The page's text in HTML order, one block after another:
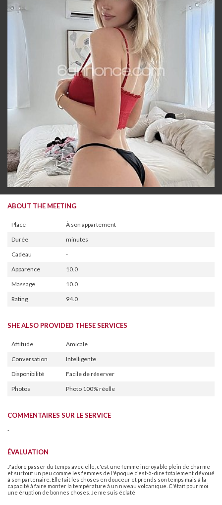
ABOUT THE MEETING
Place
À son appartement
Durée
minutes
Cadeau
-
Apparence
10.0
Massage
10.0
Rating
94.0
SHE ALSO PROVIDED THESE SERVICES
Attitude
Amicale
Conversation
Intelligente
Disponibilité
Facile de réserver
Photos
Photo 100% réelle
COMMENTAIRES SUR LE SERVICE
-
ÉVALUATION
J'adore passer du temps avec elle, c'est une femme incroyable plein de charme
et surtout un peu comme les femmes de l'époque c'est-à-dire totalement dévoué
à son partenaire. Elle fait les choses en douceur et prends son temps mais à la
capacité à faire monter la température à un niveau volcanique. C'était pour moi
une éruption de bonnes choses. Je me suis éclaté